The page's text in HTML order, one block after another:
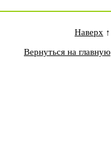
Наверх ↑
Вернуться на главную